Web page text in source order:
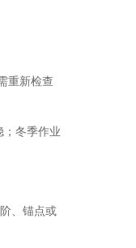
重新检查
；冬季作业
、锚点或